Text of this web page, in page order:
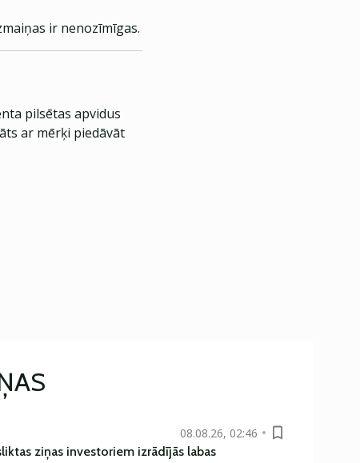
ir nenozīmīgas.
pilsētas apvidus
ar mērķi piedāvāt
08.08.26, 02:46
ziņas investoriem izrādījās labas